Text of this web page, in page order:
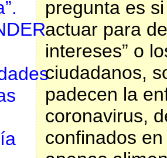
pregunta es
actuar para
intereses” o
ciudadanos,
padecen la
coronavirus,
confinados